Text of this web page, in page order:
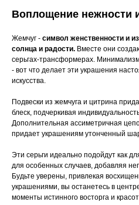
Воплощение нежности
Жемчуг - символ женственности и
солнца и радости. Вместе они
серьгах-трансформерах.
- вот что делает эти украшения
искусства.
Подвески из жемчуга и цитрина
блеск, подчеркивая
Дополнительная ассиметричная
придает украшениям утонченный
Эти серьги идеально подойдут как
для особенных случаев, добавляя
Будьте уверены, привлекая
украшениями, вы останетесь в
моменты истинного восторга и